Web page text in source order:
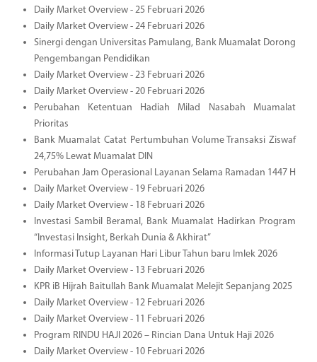
Daily Market Overview - 25 Februari 2026
Daily Market Overview - 24 Februari 2026
Sinergi dengan Universitas Pamulang, Bank Muamalat Dorong
Pengembangan Pendidikan
Daily Market Overview - 23 Februari 2026
Daily Market Overview - 20 Februari 2026
Perubahan Ketentuan Hadiah Milad Nasabah Muamalat
Prioritas
Bank Muamalat Catat Pertumbuhan Volume Transaksi Ziswaf
24,75% Lewat Muamalat DIN
Perubahan Jam Operasional Layanan Selama Ramadan 1447 H
Daily Market Overview - 19 Februari 2026
Daily Market Overview - 18 Februari 2026
Investasi Sambil Beramal, Bank Muamalat Hadirkan Program
“Investasi Insight, Berkah Dunia & Akhirat”
Informasi Tutup Layanan Hari Libur Tahun baru Imlek 2026
Daily Market Overview - 13 Februari 2026
KPR iB Hijrah Baitullah Bank Muamalat Melejit Sepanjang 2025
Daily Market Overview - 12 Februari 2026
Daily Market Overview - 11 Februari 2026
Program RINDU HAJI 2026 – Rincian Dana Untuk Haji 2026
Daily Market Overview - 10 Februari 2026